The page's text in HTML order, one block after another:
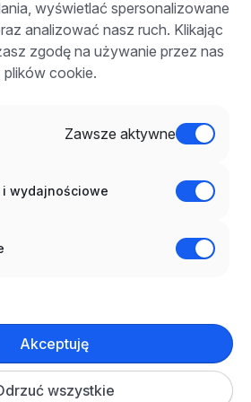
Wszelkie prawa zastrzeżone.
Polityka cookies
wyświetlać spersonalizowane
analizować nasz ruch. Klikając
zgodę na używanie przez nas
plików cookie.
Zawsze aktywne
wydajnościowe
wszystkie
Akceptuję